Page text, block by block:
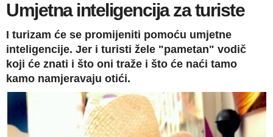
Umjetna inteligencija za turiste
I turizam će se promijeniti pomoću umjetne
inteligencije. Jer i turisti žele "pametan" vodič
koji će znati i što oni traže i što će naći tamo
kamo namjeravaju otići.